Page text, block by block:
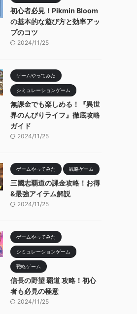
初心者必見！Pikmin Bloom
の基本的な遊び方と効率アッ
プのコツ
2024/11/25
ゲームやってみた
シミュレーションゲーム
無課金でも楽しめる！『異世
界のんびりライフ』徹底攻略
ガイド
2024/11/25
ゲームやってみた 戦略ゲーム
三國志覇道の課金攻略！お得
&最強アイテム解説
2024/11/25
ゲームやってみた
シミュレーションゲーム
戦略ゲーム
信長の野望 覇道 攻略！初心
者も必見の極意
2024/11/25